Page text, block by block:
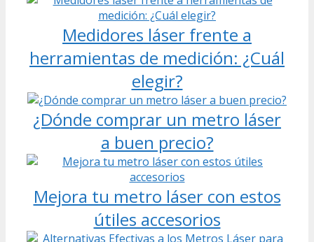
Medidores láser frente a
herramientas de medición: ¿Cuál
elegir?
¿Dónde comprar un metro láser
a buen precio?
Mejora tu metro láser con estos
útiles accesorios